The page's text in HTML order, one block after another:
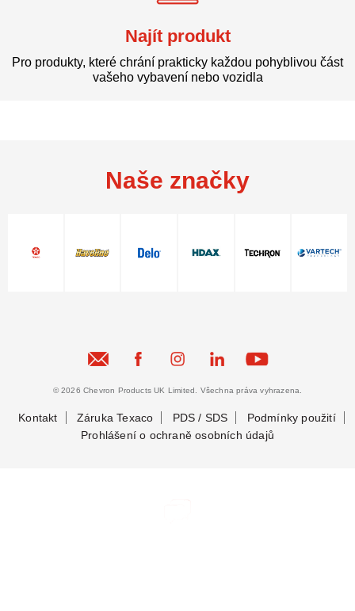
Najít produkt
Pro produkty, které chrání prakticky každou pohyblivou část
vašeho vybavení nebo vozidla
Naše značky
© 2026 Chevron Products UK Limited. Všechna práva vyhrazena.
Kontakt Záruka Texaco PDS / SDS
Podmínky použití
Prohlášení o ochraně osobních údajů